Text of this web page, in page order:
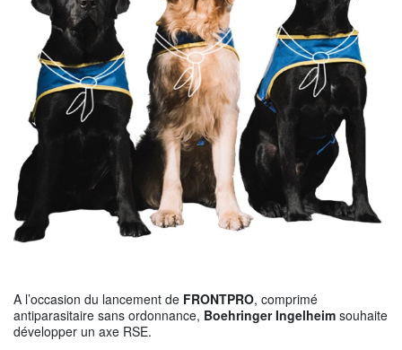
A l’occasion du lancement de FRONTPRO, comprimé
antiparasitaire sans ordonnance, Boehringer Ingelheim souhaite
développer un axe RSE.